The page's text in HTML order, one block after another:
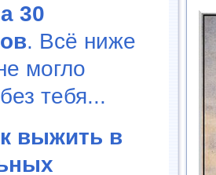
30
. Всё ниже
могло
тебя...
выжить в